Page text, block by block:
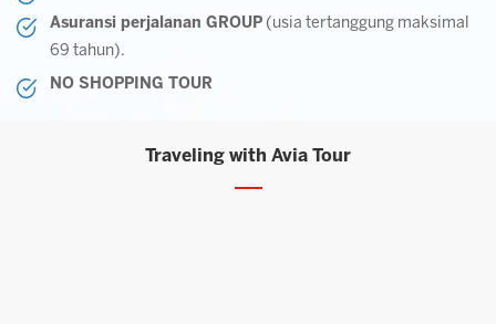
Asuransi perjalanan GROUP (usia tertanggung maksimal
69 tahun).
NO SHOPPING TOUR
Traveling with Avia Tour